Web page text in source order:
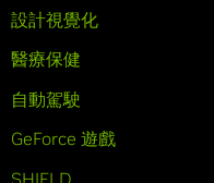
設計視覺化
醫療保健
自動駕駛
GeForce 遊戲
SHIELD